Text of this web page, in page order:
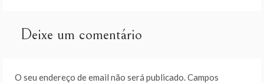
Deixe um comentário
O seu endereço de email não será publicado.Campos